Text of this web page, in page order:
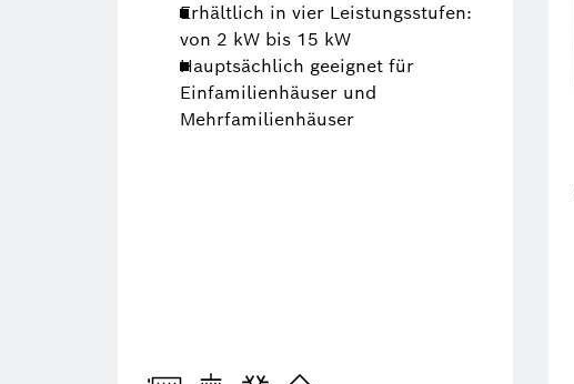
Erhältlich in vier Leistungsstufen:
von 2 kW bis 15 kW
Hauptsächlich geeignet für
Einfamilienhäuser und
Mehrfamilienhäuser